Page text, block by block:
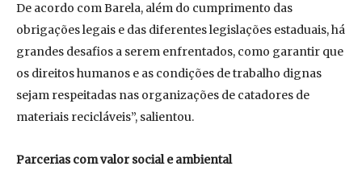
De acordo com Barela, além do cumprimento das
obrigações legais e das diferentes legislações estaduais, há
grandes desafios a serem enfrentados, como garantir que
os direitos humanos e as condições de trabalho dignas
sejam respeitadas nas organizações de catadores de
materiais recicláveis”, salientou.
Parcerias com valor social e ambiental